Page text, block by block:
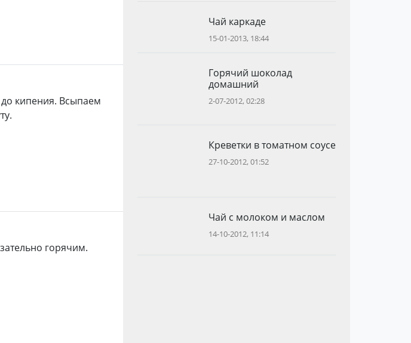
кипения. Всыпаем
горячим.
Чай каркаде
15-01-2013, 18:44
Горячий шоколад
домашний
2-07-2012, 02:28
Креветки в томатном соусе
27-10-2012, 01:52
Чай с молоком и маслом
14-10-2012, 11:14